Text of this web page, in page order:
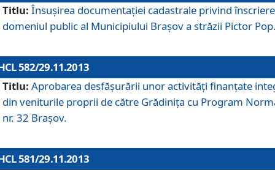
Titlu: Însuşirea documentaţiei cadastrale privind
domeniul public al Municipiului Braşov a străzii Pictor
582/29.11.2013
Titlu: Aprobarea desfăşurării unor activităţi finanţate
din veniturile proprii de către Grădiniţa cu Program
nr. 32 Braşov.
581/29.11.2013